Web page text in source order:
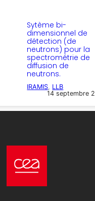
Sytème bi-
dimensionnel de
détection (de
neutrons) pour la
spectrométrie de
diffusion de
neutrons.
IRAMIS LLB
14 septembre